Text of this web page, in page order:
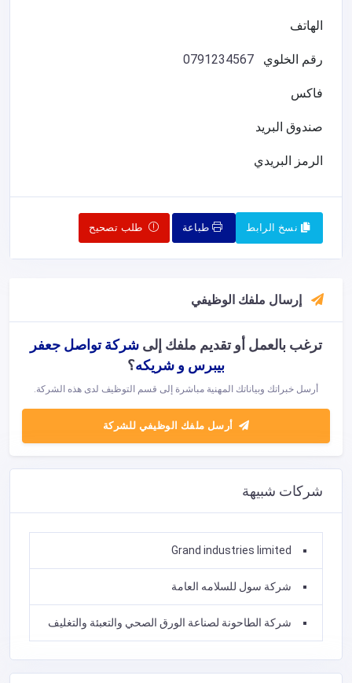
الهاتف
رقم الخلوي 0791234567
فاكس
صندوق البريد
الرمز البريدي
نسخ الرابط طباعة طلب تصحيح
إرسال ملفك الوظيفي
ترغب بالعمل أو تقديم ملفك إلى شركة تواصل جعفر
بيبرس و شريكه؟
أرسل خبراتك وبياناتك المهنية مباشرة إلى قسم التوظيف لدى هذه الشركة.
أرسل ملفك الوظيفي للشركة
شركات شبيهة
Grand industries limited
شركة سول للسلامه العامة
شركة الطاحونة لصناعة الورق الصحي والتعبئة والتغليف